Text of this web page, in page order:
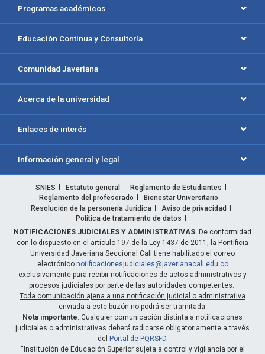
Programas académicos
Educación Continua y Consultoría
Comunidad Javeriana
Acerca de la universidad
Enlaces de interés
Información general y legal
SNIES Estatuto general
Reglamento de Estudiantes
Reglamento del profesorado
Bienestar Universitario
Resolución de la personería Jurídica
Aviso de privacidad
Política de tratamiento de datos
NOTIFICACIONES JUDICIALES Y ADMINISTRATIVAS: De conformidad
con lo dispuesto en el artículo 197 de la Ley 1437 de 2011, la Pontificia
Universidad Javeriana Seccional Cali tiene habilitado el correo
electrónico notificacionesjudiciales@javerianacali.edu.co
exclusivamente para recibir notificaciones de actos administrativos y
procesos judiciales por parte de las autoridades competentes.
Toda comunicación ajena a una notificación judicial o administrativa
enviada a este buzón no podrá ser tramitada.
Nota importante: Cualquier comunicación distinta a notificaciones
judiciales o administrativas deberá radicarse obligatoriamente a través
del Portal de PQRSFD.
“Institución de Educación Superior sujeta a control y vigilancia por el